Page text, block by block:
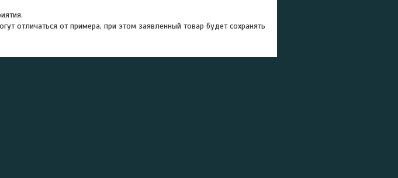
отличаться от примера, при этом заявленный товар будет сохранять